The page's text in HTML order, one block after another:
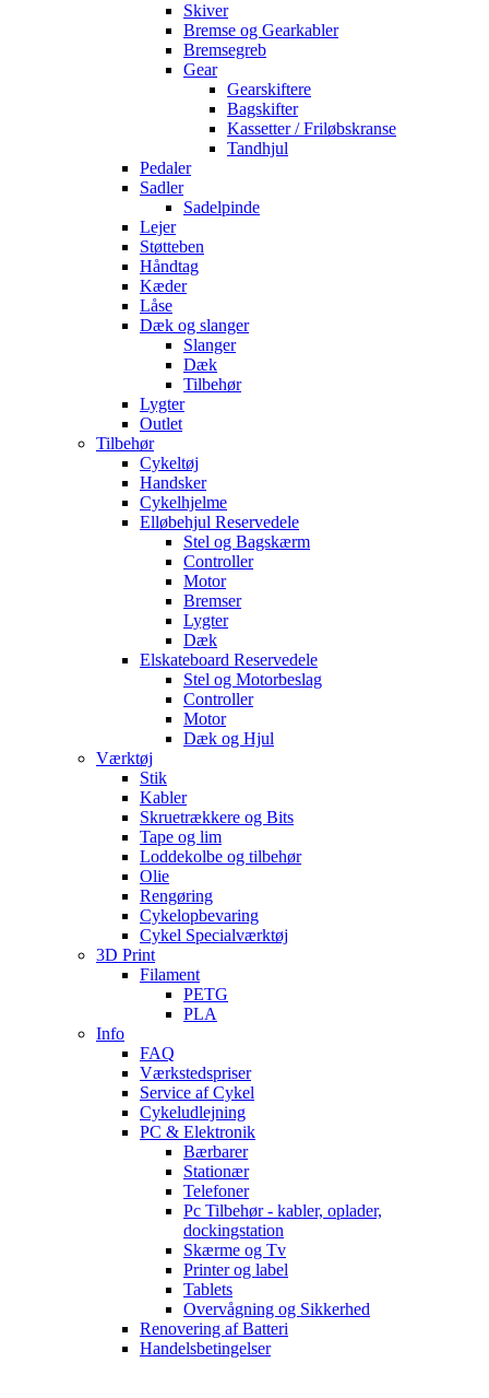
Skiver
Bremse og Gearkabler
Bremsegreb
Gear
Gearskiftere
Bagskifter
Kassetter / Friløbskranse
Tandhjul
Pedaler
Sadler
Sadelpinde
Lejer
Støtteben
Håndtag
Kæder
Låse
Dæk og slanger
Slanger
Dæk
Tilbehør
Lygter
Outlet
Tilbehør
Cykeltøj
Handsker
Cykelhjelme
Elløbehjul Reservedele
Stel og Bagskærm
Controller
Motor
Bremser
Lygter
Dæk
Elskateboard Reservedele
Stel og Motorbeslag
Controller
Motor
Dæk og Hjul
Værktøj
Stik
Kabler
Skruetrækkere og Bits
Tape og lim
Loddekolbe og tilbehør
Olie
Rengøring
Cykelopbevaring
Cykel Specialværktøj
3D Print
Filament
PETG
PLA
Info
FAQ
Værkstedspriser
Service af Cykel
Cykeludlejning
PC & Elektronik
Bærbarer
Stationær
Telefoner
Pc Tilbehør - kabler, oplader,
dockingstation
Skærme og Tv
Printer og label
Tablets
Overvågning og Sikkerhed
Renovering af Batteri
Handelsbetingelser